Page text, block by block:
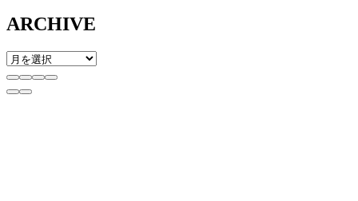
ARCHIVE